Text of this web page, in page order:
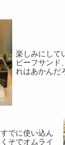
楽しみにして
ビーフサンド
れはあかんだ
でに使い込ん
そでオムライ